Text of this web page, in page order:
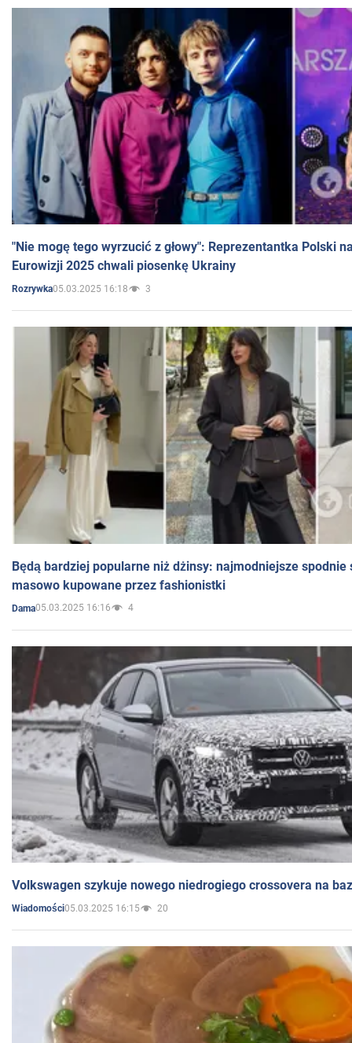
"Nie mogę tego wyrzucić z głowy": Reprezentantka Polski
Eurowizji 2025 chwali piosenkę Ukrainy
Rozrywka05.03.2025 16:18 3
Będą bardziej popularne niż dżinsy: najmodniejsze spodnie
masowo kupowane przez fashionistki
Dama05.03.2025 16:16 4
Volkswagen szykuje nowego niedrogiego crossovera na
Wiadomości05.03.2025 16:15 20